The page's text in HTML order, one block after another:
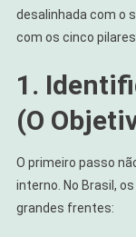
desalinhada com o
com os cinco
1.
(O
O primeiro passo
interno. No Brasil,
grandes frentes: